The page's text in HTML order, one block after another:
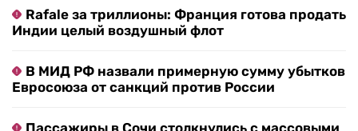
Rafale за триллионы: Франция готова продать
Индии целый воздушный флот
В МИД РФ назвали примерную сумму убытков
Евросоюза от санкций против России
Пассажиры в Сочи столкнулись с массовыми